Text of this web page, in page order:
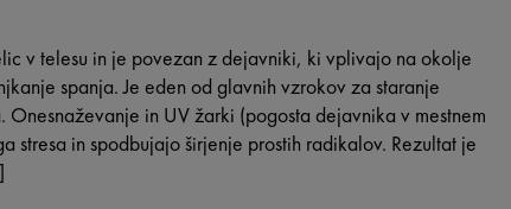
v telesu in je povezan z dejavniki, ki vplivajo na okolje
spanja. Je eden od glavnih vzrokov za staranje
in UV žarki (pogosta dejavnika v mestnem
stresa in spodbujajo širjenje prostih radikalov. Rezultat je